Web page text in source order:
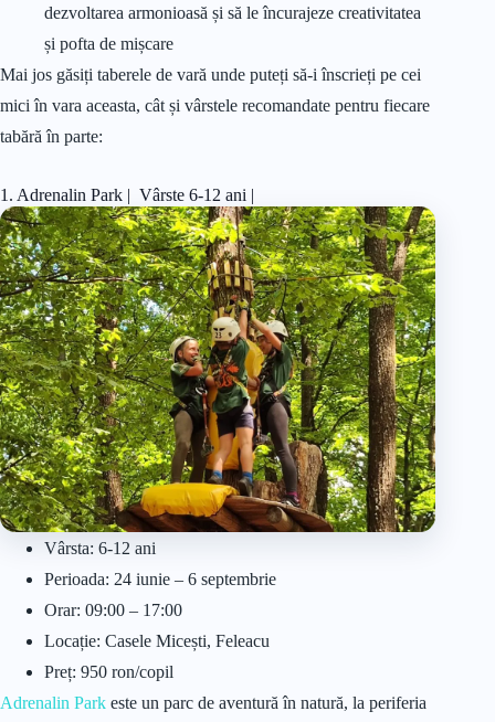
dezvoltarea armonioasă și să le încurajeze creativitatea
și pofta de mișcare
Mai jos găsiți taberele de vară unde puteți să-i înscrieți pe cei
mici în vara aceasta, cât și vârstele recomandate pentru fiecare
tabără în parte:
1. Adrenalin Park | Vârste 6-12 ani |
Vârsta: 6-12 ani
Perioada: 24 iunie – 6 septembrie
Orar: 09:00 – 17:00
Locație: Casele Micești, Feleacu
Preț: 950 ron/copil
Adrenalin Park este un parc de aventură în natură, la periferia